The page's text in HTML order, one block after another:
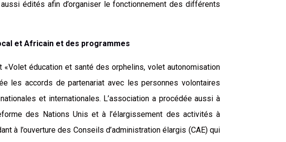
édités afin d’organiser le fonctionnement des différents
et Africain et des programmes
éducation et santé des orphelins, volet autonomisation
les accords de partenariat avec les personnes volontaires
et internationales. L’association a procédée aussi à
des Nations Unis et à l’élargissement des activités à
à l’ouverture des Conseils d’administration élargis (CAE) qui